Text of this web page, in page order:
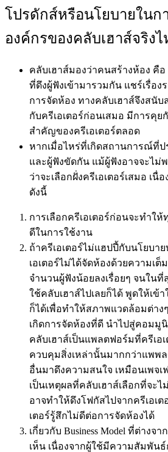
โปรดักส์หรือนโยบายในก
องค์กรของคลับเฮาส์จริงไ
คลับเฮาส์มองว่าคนสร้างห้อง คือ
ที่ดึงผู้ฟังเข้ามารวมกัน แชร์เรื่อง
การจัดห้อง ทางคลับเฮาส์จึงสนั
กับครีเอเตอร์ก่อนเสมอ มีการคุย
สำคัญของครีเอเตอร์ตลอด
หากเมื่อไหร่ที่เกิดสถานการณ์ที่ป
และผู้ฟังขัดกัน แม้ผู้ฟังอาจจะไม่
ว่าจะเลือกฝั่งครีเอเตอร์เสมอ เนื่
ดังนี้
การเลือกครีเอเตอร์ก่อนจะทำใ
ดีในการใช้งาน
ถ้าครีเอเตอร์ไม่แฮปปี้กับนโยบา
เอเตอร์ไม่ได้จัดห้องด้วยความเ
จำนวนผู้ฟังน้อยลงเรื่อยๆ จนใน
ใช้คลับเฮาส์ไปเลยก็ได้ พูดให้เข้
ก็ได้เพื่อทำให้สภาพแวดล้อมต่าง
เกิดการจัดห้องที่ดี นำไปสู่คอมมู
คลับเฮาส์เป็นแพลตฟอร์มที่ครีเอ
ควบคุมสิ่งเหล่านั้นมากกว่าแพพ
อื่นมาดึงความสนใจ เหมือนเพจ
เป็นเหตุผลที่คลับเฮาส์เลือกที่จะ
อาจทำให้ดึงโฟกัสไปจากครีเอเ
เตอร์รู้สึกไม่ดีต่อการจัดห้องได้
เกี่ยวกับ Business Model ที่ต่าง
เห็น เนื่องจากผู้ใช้มีความสัมพัน